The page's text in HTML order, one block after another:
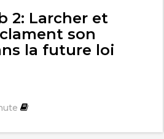
2: Larcher et
son
la future loi